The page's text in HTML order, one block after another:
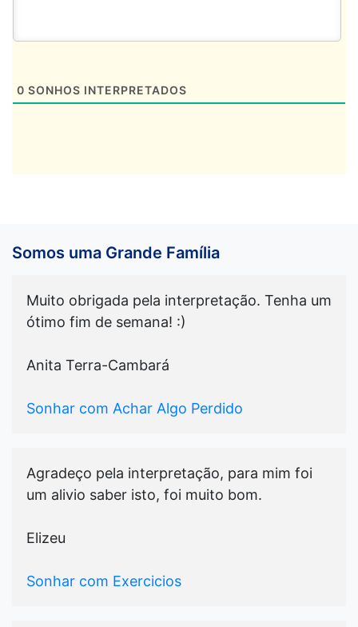
0 SONHOS INTERPRETADOS
Somos uma Grande Família
Muito obrigada pela interpretação. Tenha um
ótimo fim de semana! :)
Anita Terra-Cambará
Sonhar com Achar Algo Perdido
Agradeço pela interpretação, para mim foi
um alivio saber isto, foi muito bom.
Elizeu
Sonhar com Exercicios